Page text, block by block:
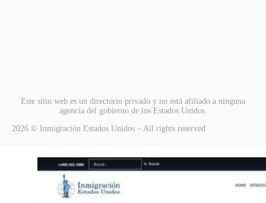
Este sitio web es un directorio privado y no está afiliado a ninguna
agencia del gobierno de los Estados Unidos.
2026 © Inmigración Estados Unidos – All rights reserved